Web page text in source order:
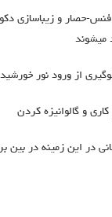
حصار و زیباسازی
میشوند
در این زمینه در بین